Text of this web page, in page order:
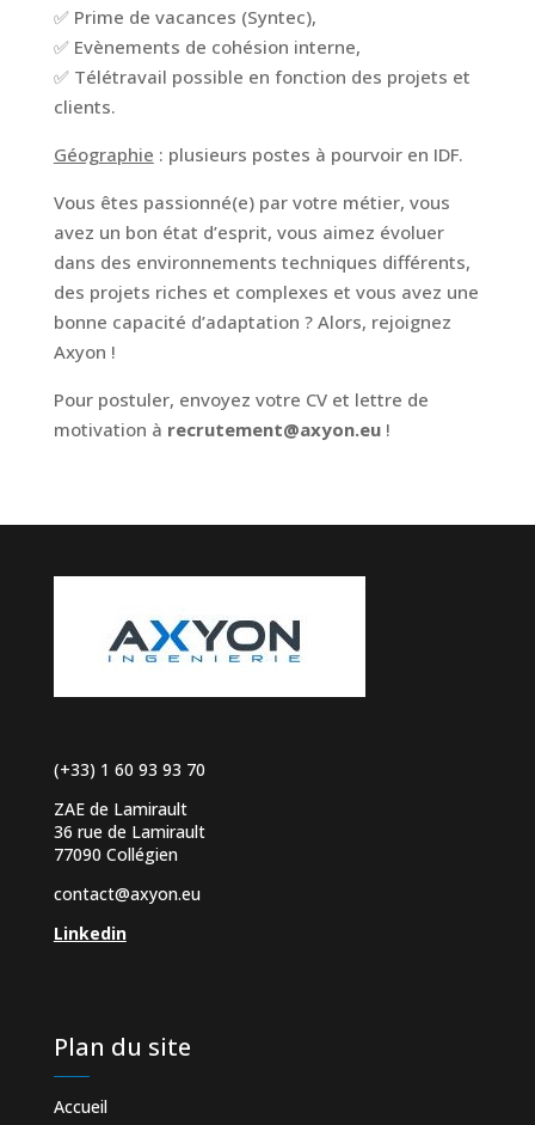
✅ Prime de vacances (Syntec),
✅ Evènements de cohésion interne,
✅ Télétravail possible en fonction des projets et
clients.
Géographie : plusieurs postes à pourvoir en IDF.
Vous êtes passionné(e) par votre métier, vous
avez un bon état d’esprit, vous aimez évoluer
dans des environnements techniques différents,
des projets riches et complexes et vous avez une
bonne capacité d’adaptation ? Alors, rejoignez
Axyon !
Pour postuler, envoyez votre CV et lettre de
motivation à recrutement@axyon.eu!
(+33) 1 60 93 93 70
ZAE de Lamirault
36 rue de Lamirault
77090 Collégien
contact@axyon.eu
Linkedin
Plan du site
Accueil